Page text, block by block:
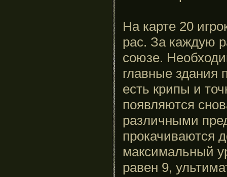
На карте 20
рас. За каждую
союзе.
главные здания
есть крипы и
появляются
различными
прокачиваются
максимальный
равен 9,